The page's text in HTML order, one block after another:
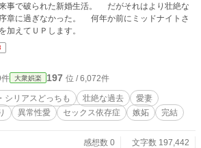
事で破られた新婚生活。 だがそれはより壮絶な
た。 何年か前にミッドナイトさ
加えてＵＰします。
大衆娯楽 197 位 / 6,072件
シリアスどっちも 壮絶な過去
愛妻
異常性愛 セックス依存症 嫉妬 完結
感想数 0
文字数 197,442